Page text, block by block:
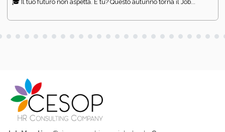
🎓 Il tuo futuro non aspetta. E tu? Questo autunno torna il Job...